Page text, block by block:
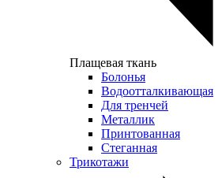
Плащевая ткань
Болонья
Водоотталкивающая
Для тренчей
Металлик
Принтованная
Стеганная
Трикотажи